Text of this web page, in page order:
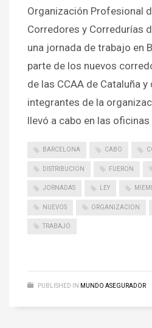
Organización Profesional
Corredores y Corredurías
una jornada de trabajo en
parte de los nuevos
de las CCAA de Cataluña y
integrantes de la
llevó a cabo en las oficinas
BARCELONA CABO
DISTRIBUCION FUERON
JORNADAS LEY
NUEVOS ORGANIZACION
TRABAJO
PUBLISHED IN MUNDO ASEGURADOR